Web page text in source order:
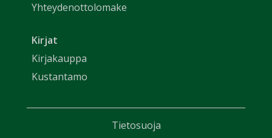
Yhteydenottolomake
Kirjat
Kirjakauppa
Kustantamo
Tietosuoja